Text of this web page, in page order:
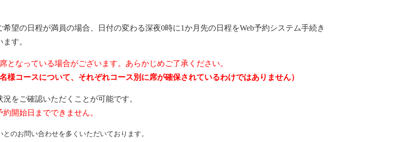
望の日程が満員の場合、日付の変わる深夜0時に1か月先の日程をWeb予約システム手続き
す。
となっている場合がございます。あらかじめご了承ください。
様コースについて、それぞれコース別に席が確保されているわけではありません）
をご確認いただくことが可能です。
開始日までできません。
のお問い合わせを多くいただいております。